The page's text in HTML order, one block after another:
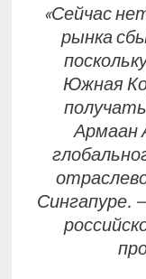
«Сейчас
рынка
Южная
Армаан
Сингапуре.